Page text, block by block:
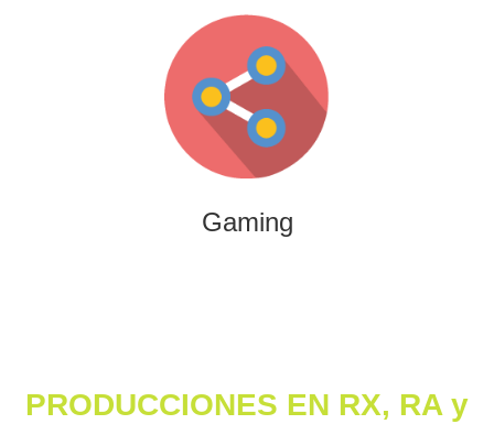
Gaming
Gaming
Desarrollamos experiencias interactivas y videojuegos
que combinan entretenimiento, innovación y engagement
para marcas y audiencias.
PRODUCCIONES EN RX, RA y